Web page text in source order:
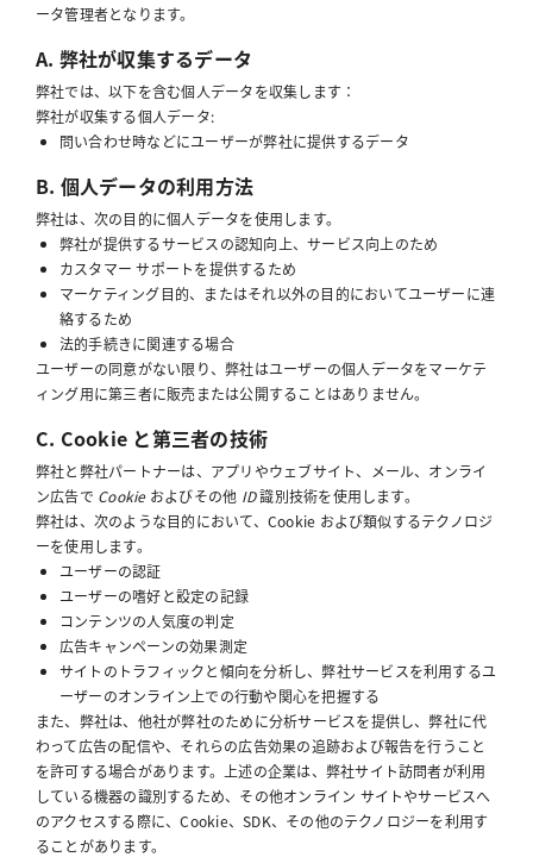
ータ管理者となります。
A. 弊社が収集するデータ
弊社では、以下を含む個人データを収集します：
弊社が収集する個人データ:
問い合わせ時などにユーザーが弊社に提供するデータ
B. 個人データの利用方法
弊社は、次の目的に個人データを使用します。
弊社が提供するサービスの認知向上、サービス向上のため
カスタマー サポートを提供するため
マーケティング目的、またはそれ以外の目的においてユーザーに連
絡するため
法的手続きに関連する場合
ユーザーの同意がない限り、弊社はユーザーの個人データをマーケテ
ィング用に第三者に販売または公開することはありません。
C. Cookie と第三者の技術
弊社と弊社パートナーは、アプリやウェブサイト、メール、オンライ
ン広告で Cookieおよびその他 ID識別技術を使用します。
弊社は、次のような目的において、Cookie および類似するテクノロジ
ーを使用します。
ユーザーの認証
ユーザーの嗜好と設定の記録
コンテンツの人気度の判定
広告キャンペーンの効果測定
サイトのトラフィックと傾向を分析し、弊社サービスを利用するユ
ーザーのオンライン上での行動や関心を把握する
また、弊社は、他社が弊社のために分析サービスを提供し、弊社に代
わって広告の配信や、それらの広告効果の追跡および報告を行うこと
を許可する場合があります。上述の企業は、弊社サイト訪問者が利用
している機器の識別するため、その他オンライン サイトやサービスへ
のアクセスする際に、Cookie、SDK、その他のテクノロジーを利用す
ることがあります。